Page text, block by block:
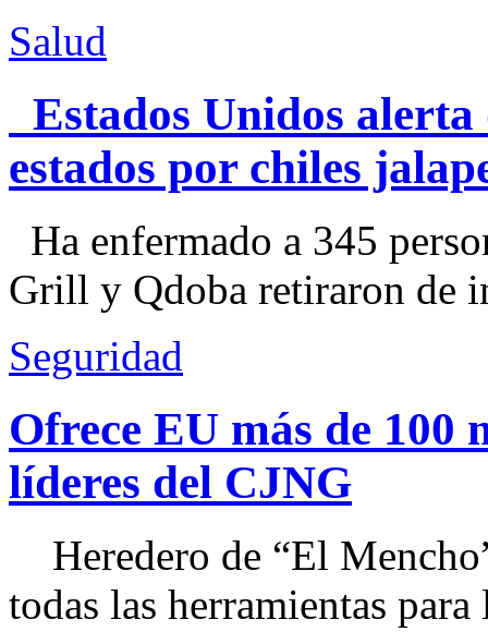
Salud
Estados Unidos alerta
estados por chiles
Ha enfermado a 345
Grill y Qdoba retiraron de
Seguridad
Ofrece EU más de 100
líderes del CJNG
Heredero de “El
todas las herramientas